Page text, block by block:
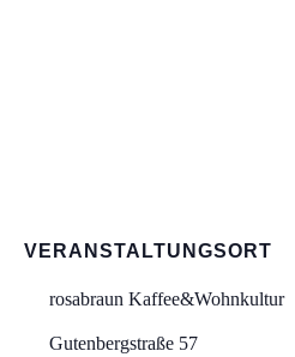
VERANSTALTUNGSORT
rosabraun Kaffee&Wohnkultur
Gutenbergstraße 57